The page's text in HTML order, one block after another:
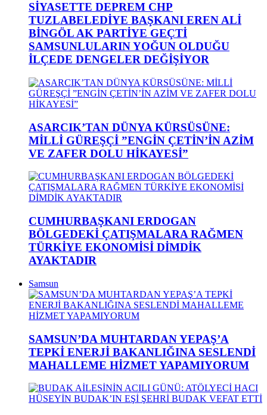
SİYASETTE DEPREM CHP
TUZLABELEDİYE BAŞKANI EREN ALİ
BİNGÖL AK PARTİYE GEÇTİ
SAMSUNLULARIN YOĞUN OLDUĞU
İLÇEDE DENGELER DEĞİŞİYOR
ASARCIK’TAN DÜNYA KÜRSÜSÜNE:
MİLLİ GÜREŞÇİ ”ENGİN ÇETİN’İN AZİM
VE ZAFER DOLU HİKAYESİ”
CUMHURBAŞKANI ERDOGAN
BÖLGEDEKİ ÇATIŞMALARA RAĞMEN
TÜRKİYE EKONOMİSİ DİMDİK
AYAKTADIR
Samsun
SAMSUN’DA MUHTARDAN YEPAŞ’A
TEPKİ ENERJİ BAKANLIĞINA SESLENDİ
MAHALLEME HİZMET YAPAMIYORUM